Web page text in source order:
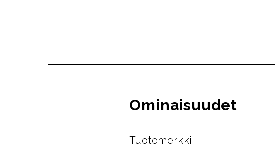
Ominaisuudet
Tuotemerkki